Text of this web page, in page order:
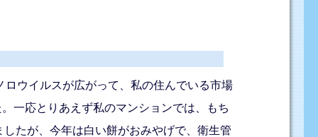
ウイルスが広がって、私の住んでいる市場
一応とりあえず私のマンションでは、もち
たが、今年は白い餅がおみやげで、衛生管